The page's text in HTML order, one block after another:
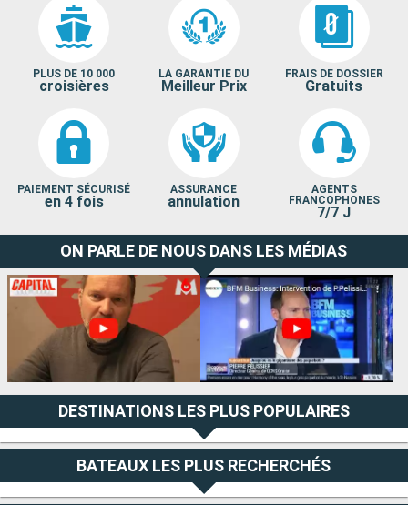
PLUS DE 10 000
croisières
LA GARANTIE DU
Meilleur Prix
FRAIS DE DOSSIER
Gratuits
PAIEMENT SÉCURISÉ
en 4 fois
ASSURANCE
annulation
AGENTS
FRANCOPHONES
7/7 J
ON PARLE DE NOUS DANS LES MÉDIAS
DESTINATIONS LES PLUS POPULAIRES
BATEAUX LES PLUS RECHERCHÉS